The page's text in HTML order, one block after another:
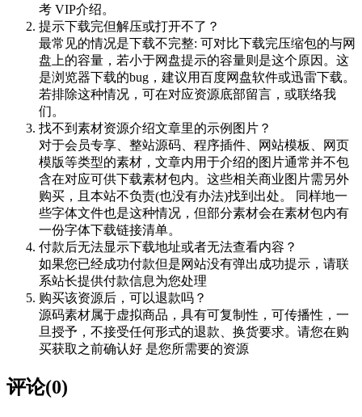
考 VIP介绍。
提示下载完但解压或打开不了？
最常见的情况是下载不完整: 可对比下载完压缩包的与网
盘上的容量，若小于网盘提示的容量则是这个原因。这
是浏览器下载的bug，建议用百度网盘软件或迅雷下载。
若排除这种情况，可在对应资源底部留言，或联络我
们。
找不到素材资源介绍文章里的示例图片？
对于会员专享、整站源码、程序插件、网站模板、网页
模版等类型的素材，文章内用于介绍的图片通常并不包
含在对应可供下载素材包内。这些相关商业图片需另外
购买，且本站不负责(也没有办法)找到出处。 同样地一
些字体文件也是这种情况，但部分素材会在素材包内有
一份字体下载链接清单。
付款后无法显示下载地址或者无法查看内容？
如果您已经成功付款但是网站没有弹出成功提示，请联
系站长提供付款信息为您处理
购买该资源后，可以退款吗？
源码素材属于虚拟商品，具有可复制性，可传播性，一
旦授予，不接受任何形式的退款、换货要求。请您在购
买获取之前确认好 是您所需要的资源
评论(0)